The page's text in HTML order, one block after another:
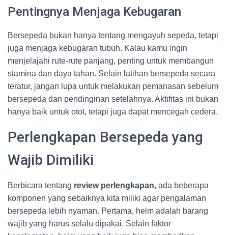
Pentingnya Menjaga Kebugaran
Bersepeda bukan hanya tentang mengayuh sepeda, tetapi
juga menjaga kebugaran tubuh. Kalau kamu ingin
menjelajahi rute-rute panjang, penting untuk membangun
stamina dan daya tahan. Selain latihan bersepeda secara
teratur, jangan lupa untuk melakukan pemanasan sebelum
bersepeda dan pendinginan setelahnya. Aktifitas ini bukan
hanya baik untuk otot, tetapi juga dapat mencegah cedera.
Perlengkapan Bersepeda yang
Wajib Dimiliki
Berbicara tentang review perlengkapan, ada beberapa
komponen yang sebaiknya kita miliki agar pengalaman
bersepeda lebih nyaman. Pertama, helm adalah barang
wajib yang harus selalu dipakai. Selain faktor